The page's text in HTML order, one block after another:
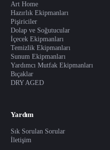
Art Home
Hazırlık Ekipmanları
Pişiriciler
Dolap ve Soğutucular
İçecek Ekipmanları
Temizlik Ekipmanları
Sunum Ekipmanları
Yardımcı Mutfak Ekipmanları
Bıçaklar
DRY AGED
Yardım
Sık Sorulan Sorular
İletişim